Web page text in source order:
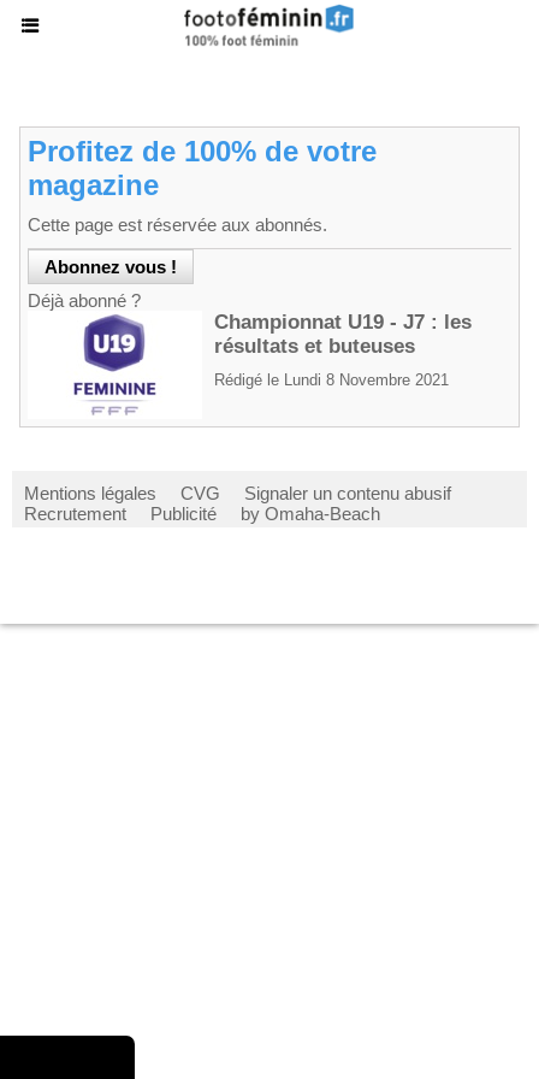
Profitez de 100% de votre
magazine
Cette page est réservée aux abonnés.
Déjà abonné ?
Championnat U19 - J7 : les
résultats et buteuses
Rédigé le Lundi 8 Novembre 2021
Mentions légales CVG
Signaler un contenu abusif
Recrutement
Publicité by Omaha-Beach